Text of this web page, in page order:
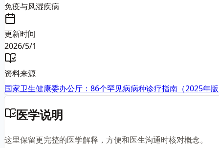
免疫与风湿疾病
更新时间
2026/5/1
资料来源
国家卫生健康委办公厅：86个罕见病病种诊疗指南（2025年
医学说明
这里保留更完整的医学解释，方便和医生沟通时核对概念。